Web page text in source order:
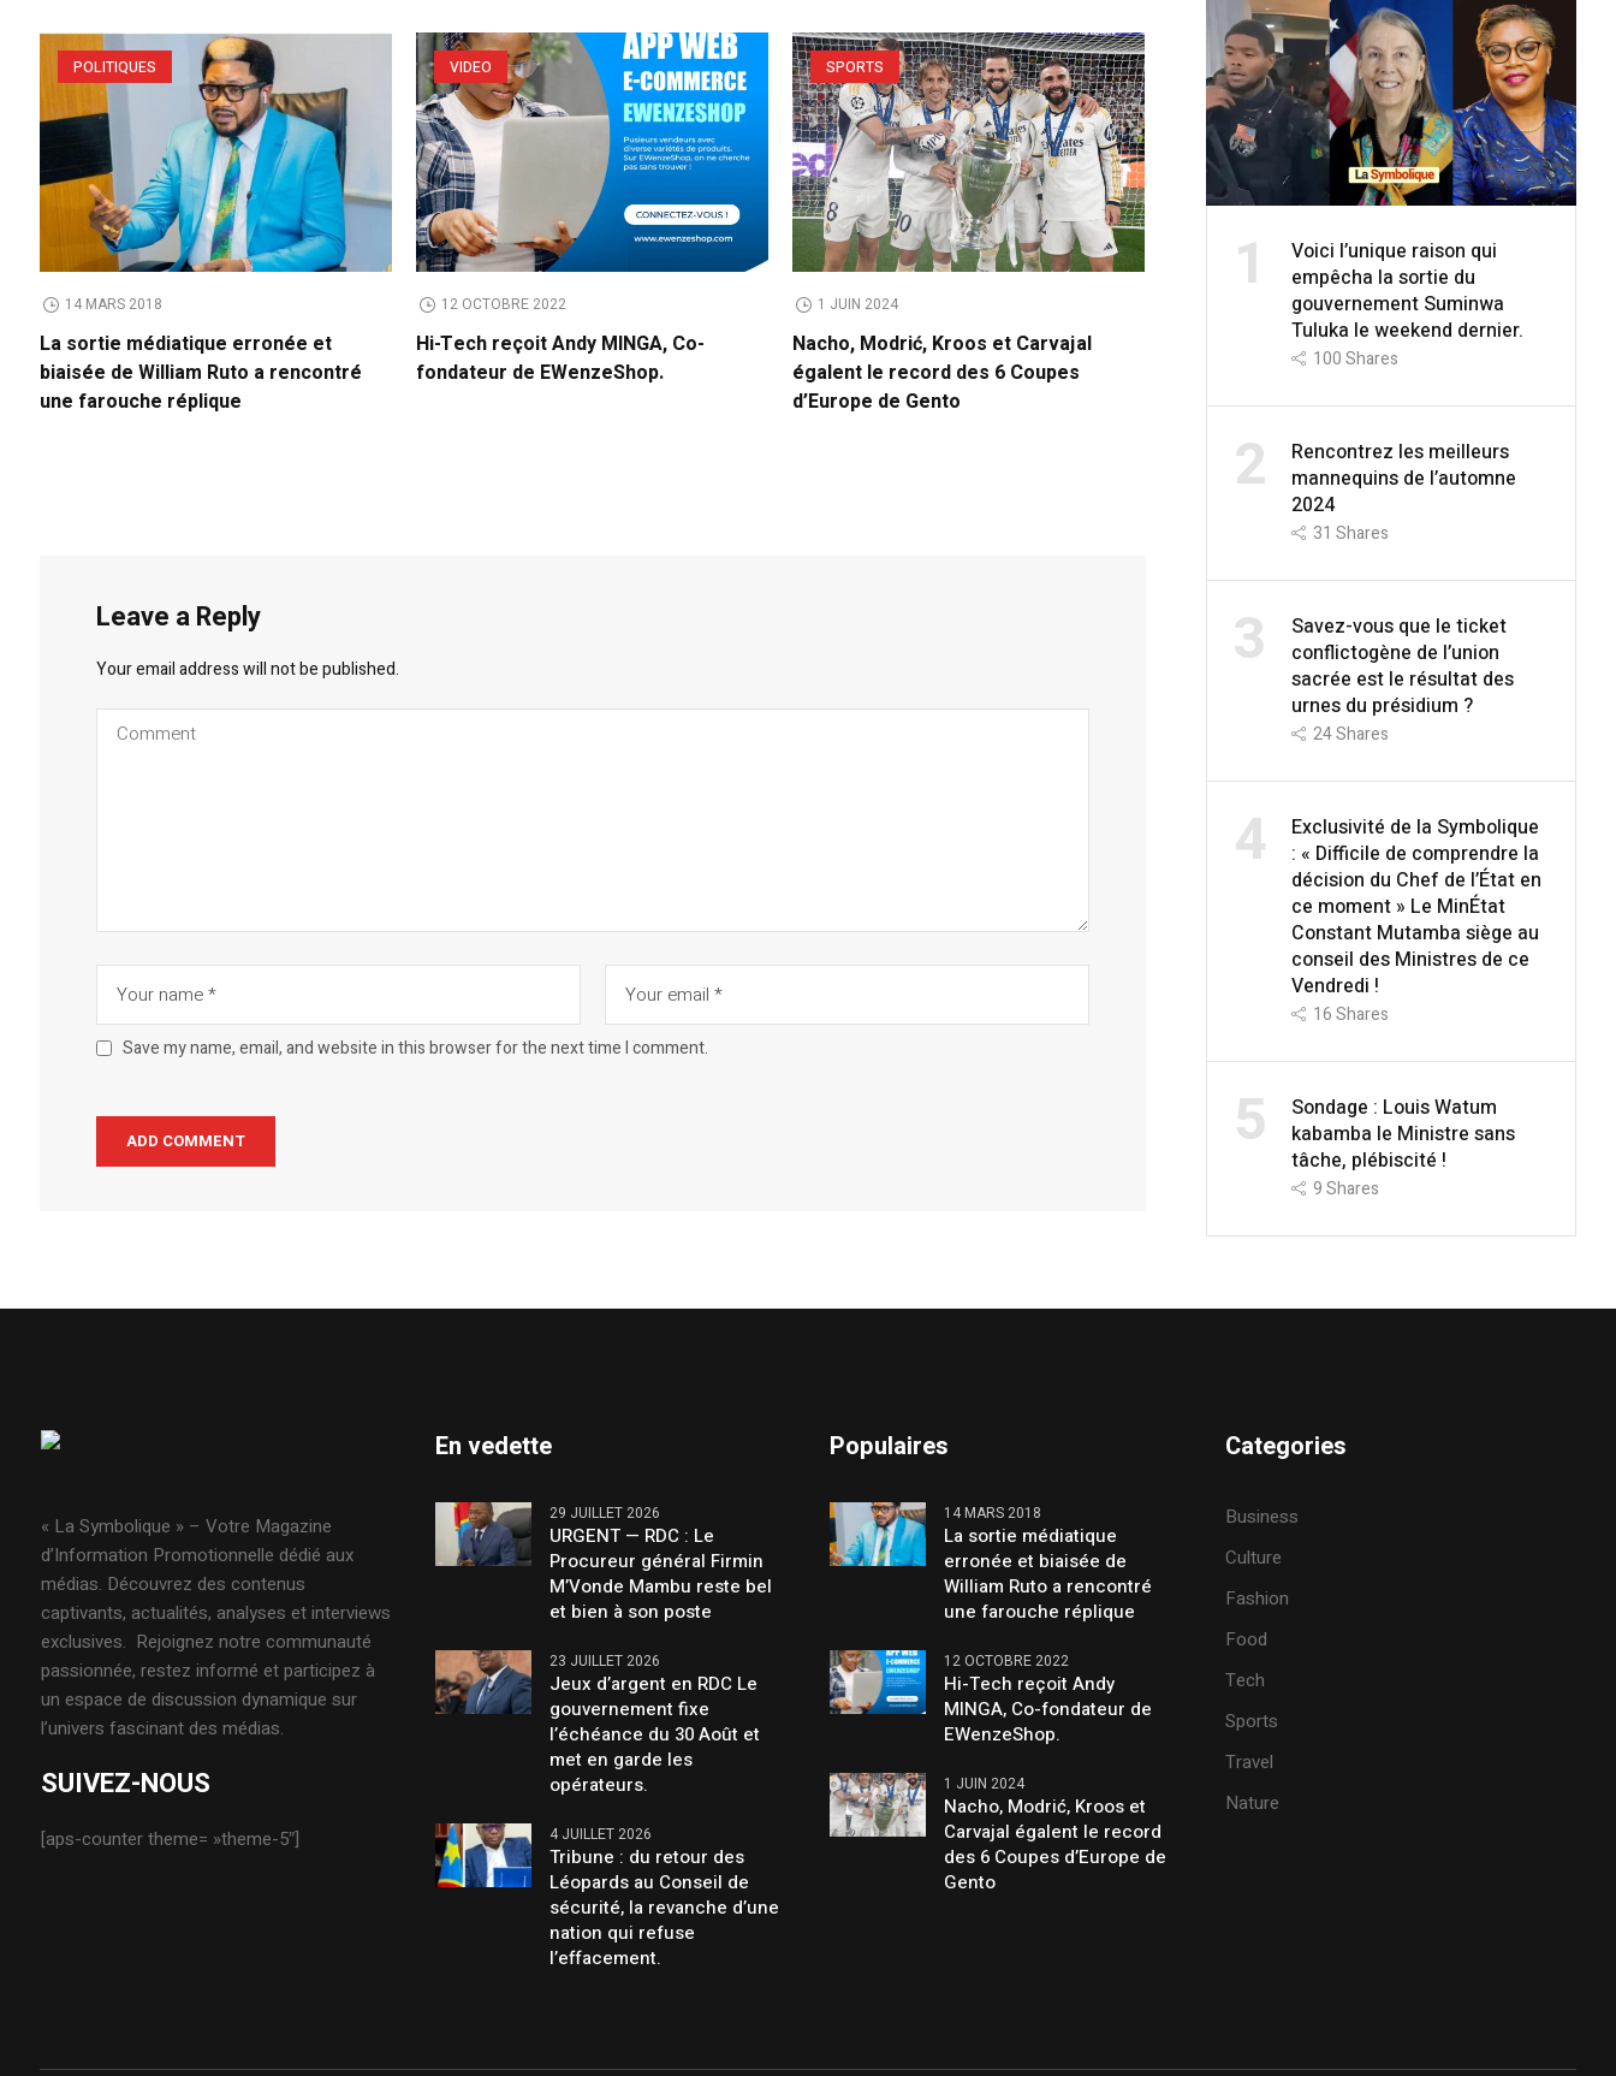
POLITIQUES
14 MARS 2018
La sortie médiatique erronée et
biaisée de William Ruto a rencontré
une farouche réplique
VIDEO
12 OCTOBRE 2022
Hi-Tech reçoit Andy MINGA, Co-
fondateur de EWenzeShop.
SPORTS
1 JUIN 2024
Nacho, Modrić, Kroos et Carvajal
égalent le record des 6 Coupes
d’Europe de Gento
Leave a Reply
Your email address will not be published.
Save my name, email, and website in this browser for the next time I comment.
1
Voici l’unique raison qui
empêcha la sortie du
gouvernement Suminwa
Tuluka le weekend dernier.
100Shares
2
Rencontrez les meilleurs
mannequins de l’automne
2024
31 Shares
3
Savez-vous que le ticket
conflictogène de l’union
sacrée est le résultat des
urnes du présidium ?
24Shares
4
Exclusivité de la Symbolique
: « Difficile de comprendre la
décision du Chef de l’État en
ce moment » Le MinÉtat
Constant Mutamba siège au
conseil des Ministres de ce
Vendredi !
16Shares
5
Sondage : Louis Watum
kabamba le Ministre sans
tâche, plébiscité !
9Shares
« La Symbolique » – Votre Magazine
d’Information Promotionnelle dédié aux
médias. Découvrez des contenus
captivants, actualités, analyses et interviews
exclusives. Rejoignez notre communauté
passionnée, restez informé et participez à
un espace de discussion dynamique sur
l’univers fascinant des médias.
SUIVEZ-NOUS
[aps-counter theme= »theme-5″]
En vedette
29 JUILLET 2026
URGENT — RDC : Le
Procureur général Firmin
M’Vonde Mambu reste bel
et bien à son poste
23 JUILLET 2026
Jeux d’argent en RDC Le
gouvernement fixe
l’échéance du 30 Août et
met en garde les
opérateurs.
4 JUILLET 2026
Tribune : du retour des
Léopards au Conseil de
sécurité, la revanche d’une
nation qui refuse
l’effacement.
Populaires
14 MARS 2018
La sortie médiatique
erronée et biaisée de
William Ruto a rencontré
une farouche réplique
12 OCTOBRE 2022
Hi-Tech reçoit Andy
MINGA, Co-fondateur de
EWenzeShop.
1 JUIN 2024
Nacho, Modrić, Kroos et
Carvajal égalent le record
des 6 Coupes d’Europe de
Gento
Categories
Business
Culture
Fashion
Food
Tech
Sports
Travel
Nature